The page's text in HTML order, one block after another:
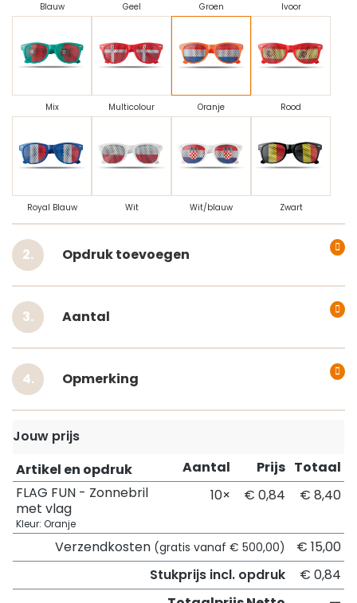
Blauw Geel Groen Ivoor
Mix Multicolour Oranje Rood
Royal Blauw Wit Wit/blauw Zwart
Opdruk toevoegen
Aantal
Opmerking
Jouw prijs
Artikel en opdruk
Aantal Prijs Totaal
FLAG FUN - Zonnebril
met vlag
Kleur: Oranje
10× € 0,84 € 8,40
Verzendkosten (gratis vanaf € 500,00)
€ 15,00
Stukprijs incl. opdruk
€ 0,84